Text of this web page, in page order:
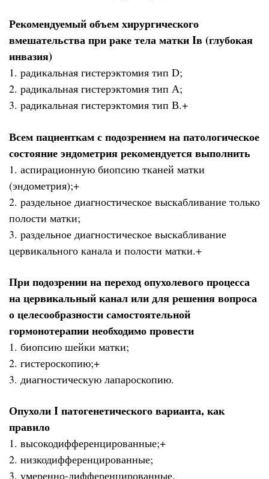
Рекомендуемый объем хирургического
вмешательства при раке тела матки Iв (глубокая
инвазия)
1. радикальная гистерэктомия тип D;
2. радикальная гистерэктомия тип А;
3. радикальная гистерэктомия тип В.+
Всем пациенткам с подозрением на патологическое
состояние эндометрия рекомендуется выполнить
1. аспирационную биопсию тканей матки
(эндометрия);+
2. раздельное диагностическое выскабливание только
полости матки;
3. раздельное диагностическое выскабливание
цервикального канала и полости матки.+
При подозрении на переход опухолевого процесса
на цервикальный канал или для решения вопроса
о целесообразности самостоятельной
гормонотерапии необходимо провести
1. биопсию шейки матки;
2. гистероскопию;+
3. диагностическую лапароскопию.
Опухоли I патогенетического варианта, как
правило
1. высокодифференцированные;+
2. низкодифференцированные;
3. умеренно-дифференцированные.